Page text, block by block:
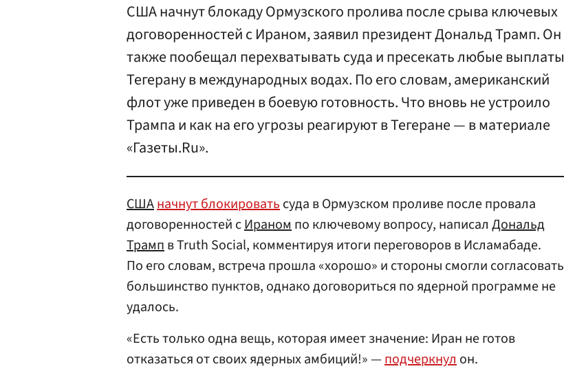
США начнут блокаду Ормузского пролива после срыва ключевых
договоренностей с Ираном, заявил президент Дональд Трамп. Он
также пообещал перехватывать суда и пресекать любые выплаты
Тегерану в международных водах. По его словам, американский
флот уже приведен в боевую готовность. Что вновь не устроило
Трампа и как на его угрозы реагируют в Тегеране — в материале
«Газеты.Ru».
СШАначнут блокироватьсуда в Ормузском проливе после провала
договоренностей сИраномпо ключевому вопросу, написал Дональд
Трампв Truth Social, комментируя итоги переговоров в Исламабаде.
По его словам, встреча прошла «хорошо» и стороны смогли согласовать
большинство пунктов, однако договориться по ядерной программе не
удалось.
«Есть только одна вещь, которая имеет значение: Иран не готов
отказаться от своих ядерных амбиций!» —подчеркнулон.